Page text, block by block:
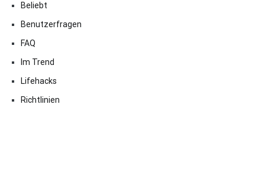
Beliebt
Benutzerfragen
FAQ
Im Trend
Lifehacks
Richtlinien